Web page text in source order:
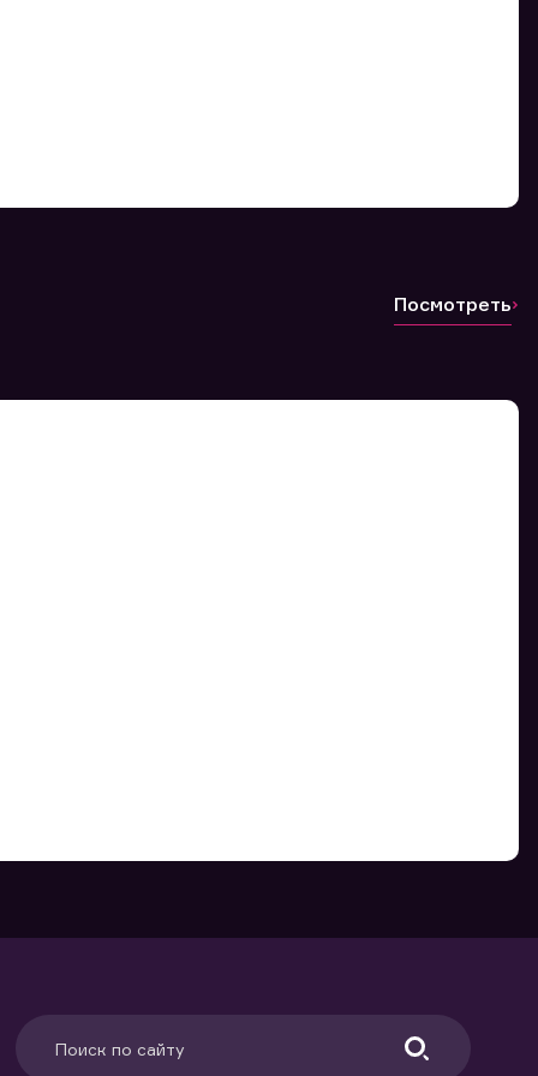
Посмотреть